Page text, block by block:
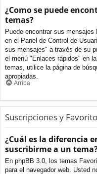
¿Como se puede
temas?
Puede encontrar sus
en el Panel de Control de
sus mensajes" a través de su
el menú "Enlaces rápidos" en
temas, utilice la página de
apropiadas.
Arriba
Suscripciones y
¿Cuál es la diferencia
suscribirme a un
En phpBB 3.0, los temas
para el navegador web. Usted